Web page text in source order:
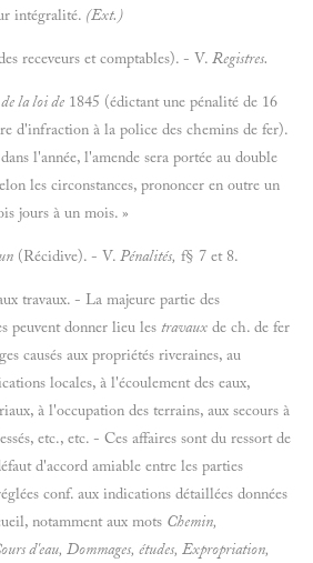
intégralité. (Ext.)
receveurs et comptables). - V. Registres.
de la loi de 1845 (édictant une pénalité de 16
d'infraction à la police des chemins de fer).
l'année, l'amende sera portée au double
les circonstances, prononcer en outre un
jours à un mois. »
(Récidive). - V. Pénalités, f§ 7 et 8.
travaux. - La majeure partie des
peuvent donner lieu les travaux de ch. de fer
causés aux propriétés riveraines, au
locales, à l'écoulement des eaux,
à l'occupation des terrains, aux secours à
etc., etc. - Ces affaires sont du ressort de
d'accord amiable entre les parties
conf. aux indications détaillées données
notamment aux mots Chemin,
d'eau, Dommages, études, Expropriation,